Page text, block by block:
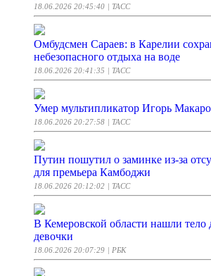
18.06.2026 20:45:40 | ТАСС
Омбудсмен Сараев: в Карелии
небезопасного отдыха на воде
18.06.2026 20:41:35 | ТАСС
Умер мультипликатор Игорь
18.06.2026 20:27:58 | ТАСС
Путин пошутил о заминке из-за
для премьера Камбоджи
18.06.2026 20:12:02 | ТАСС
В Кемеровской области нашли тело
девочки
18.06.2026 20:07:29 | РБК